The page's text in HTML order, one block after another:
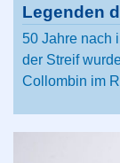
Legenden
50 Jahre nach
der Streif
Collombin im